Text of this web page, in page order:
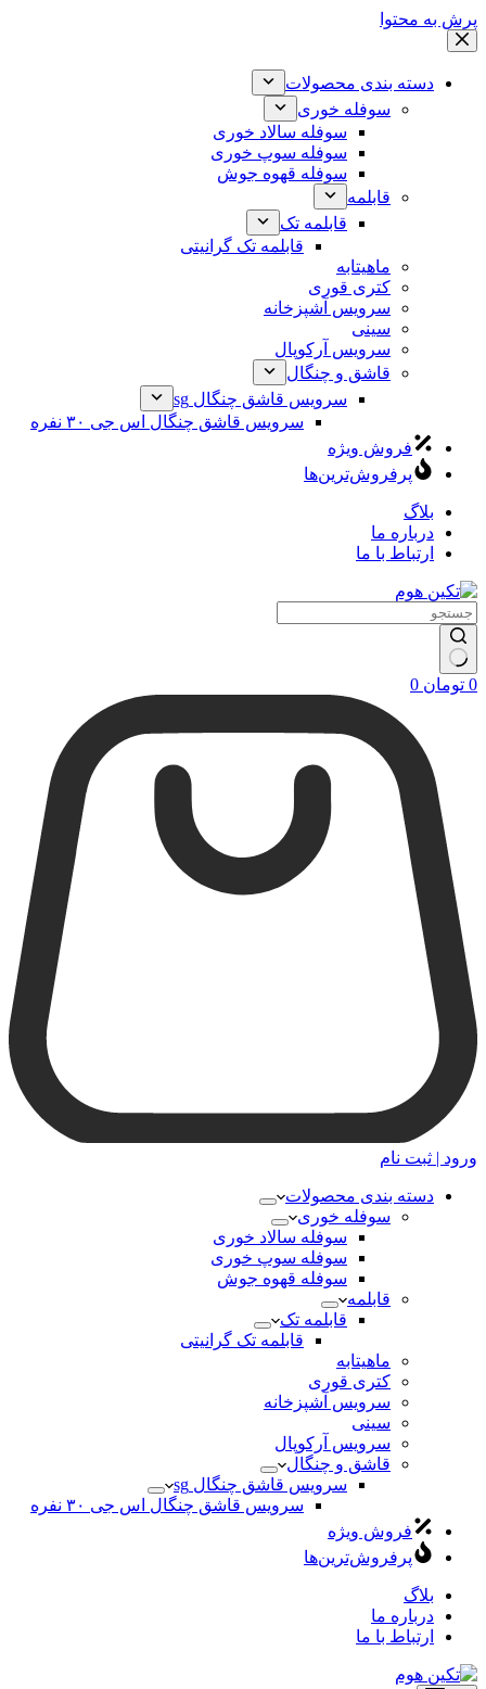
پرش به محتوا
دسته بندی محصولات
سوفله خوری
سوفله سالاد خوری
سوفله سوپ خوری
سوفله قهوه جوش
قابلمه
قابلمه تک
قابلمه تک گرانیتی
ماهیتابه
کتری قوری
سرویس آشپزخانه
سینی
سرویس آرکوپال
قاشق و چنگال
سرویس قاشق چنگال sg
سرویس قاشق چنگال اس جی ۳۰ نفره
فروش ویژه
پرفروش‌ترین‌ها
بلاگ
درباره ما
ارتباط با ما
سبد
0 تومان 0
ورود | ثبت نام
دسته بندی محصولات
سوفله خوری
سوفله سالاد خوری
سوفله سوپ خوری
سوفله قهوه جوش
قابلمه
قابلمه تک
قابلمه تک گرانیتی
ماهیتابه
کتری قوری
سرویس آشپزخانه
سینی
سرویس آرکوپال
قاشق و چنگال
سرویس قاشق چنگال sg
سرویس قاشق چنگال اس جی ۳۰ نفره
فروش ویژه
پرفروش‌ترین‌ها
بلاگ
درباره ما
ارتباط با ما